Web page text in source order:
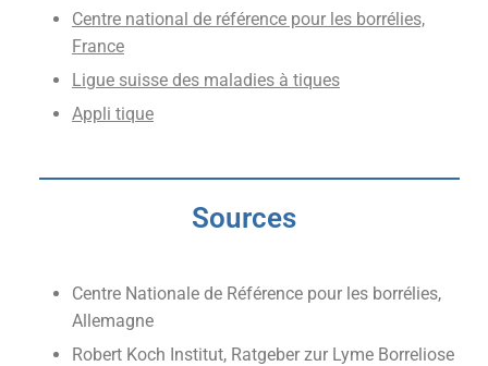
Centre national de référence pour les borrélies,
France
Ligue suisse des maladies à tiques
Appli tique
Sources
Centre Nationale de Référence pour les borrélies,
Allemagne
Robert Koch Institut, Ratgeber zur Lyme Borreliose